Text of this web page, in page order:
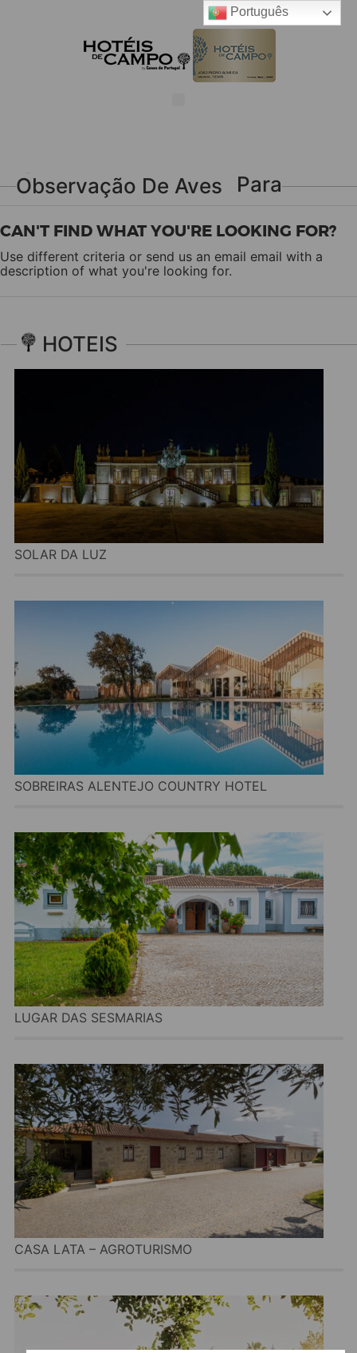
Passeios Com Guia Para Observação De Aves
CAN'T FIND WHAT YOU'RE LOOKING FOR?
Use different criteria or send us an email email with a
description of what you're looking for.
HOTEIS
SOLAR DA LUZ
SOBREIRAS ALENTEJO COUNTRY HOTEL
LUGAR DAS SESMARIAS
CASA LATA – AGROTURISMO
Português